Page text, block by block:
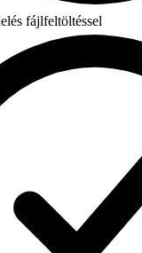
fájlfeltöltéssel